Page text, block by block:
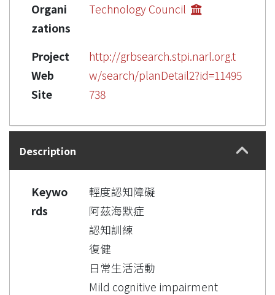
Organi
zations
Technology Council
Project
Web
Site
http://grbsearch.stpi.narl.org.t
w/search/planDetail2?id=11495
738
Description
Keywo
rds
輕度認知障礙
阿茲海默症
認知訓練
復健
日常生活活動
Mild cognitive impairment